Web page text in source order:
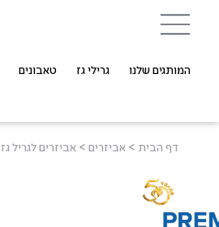
המותגים שלנו גרילי גז טאבונים
דף הבית > אביזרים > אביזרים לגריל גז